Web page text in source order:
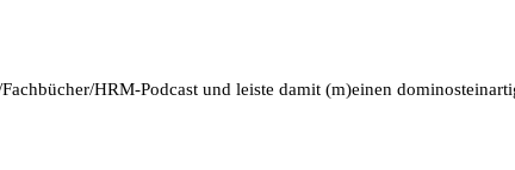
HRM-Podcast und leiste damit (m)einen